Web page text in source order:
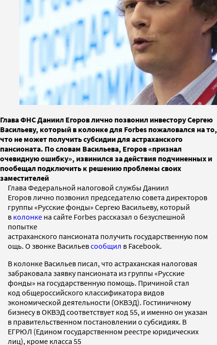
Глава ФНС Даниил Егоров лично позвонил инвестору Сергею
Васильеву, который в колонке для Forbes пожаловался на то,
что не может получить субсидии для астраханского
пансионата. По словам Васильева, Егоров «признал
очевидную ошибку», извинился за действия подчиненных и
пообещал подключить к решению проблемы своих
заместителей
Глава Федеральной налоговой службы Даниил
Егоров лично позвонил председателю совета директоров
группы «Русские фонды» Сергею Васильеву, который
в колонке на сайте Forbes рассказал о безуспешной
попытке
астраханского пансионата получить государственную пом
ощь. О звонке Васильевсообщил в Facebook.
В колонке Васильев писал, что астраханская налоговая
забраковала заявку пансионата из группы «Русские
фонды» на государственную помощь. Причиной стал
код общероссийского классификатора видов
экономической деятельности (ОКВЭД). Гостиничному
бизнесу в ОКВЭД соответствует код 55, и именно он указан
в правительственном постановлении о субсидиях. В
ЕГРЮЛ (Едином государственном реестре юридических
лиц), кроме класса 55